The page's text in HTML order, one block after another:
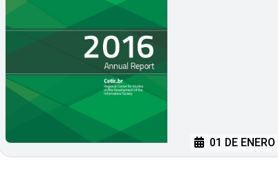
01 DE